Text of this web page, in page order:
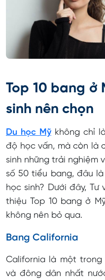
Top 10 bang ở
sinh nên chọn
Du học Mỹkhông chỉ
độ học vấn, mà còn là
sinh những trải nghiệm
số 50 tiểu bang, đâu
học sinh? Dưới đây, Tư
thiệu Top 10 bang ở
không nên bỏ qua.
Bang California
California là một
và đông dân nhất